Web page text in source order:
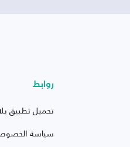
روابط
تحميل تطبيق
سياسة